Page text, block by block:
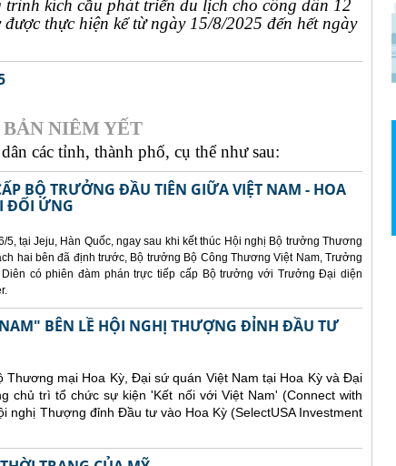
trình kích cầu phát triển du lịch cho công dân 12
thực hiện kể từ ngày 15/8/2025 đến hết ngày
BẢN NIÊM YẾT
các tỉnh, thành phố, cụ thể như sau:
BỘ TRƯỞNG ĐẦU TIÊN GIỮA VIỆT NAM - HOA
ĐỐI ỨNG
tại Jeju, Hàn Quốc, ngay sau khi kết thúc Hội nghị Bộ trưởng Thương
hai bên đã định trước, Bộ trưởng Bộ Công Thương Việt Nam, Trưởng
có phiên đàm phán trực tiếp cấp Bộ trưởng với Trưởng Đại diện
BÊN LỀ HỘI NGHỊ THƯỢNG ĐỈNH ĐẦU TƯ
Thương mại Hoa Kỳ, Đại sứ quán Việt Nam tại Hoa Kỳ và Đại
chủ trì tổ chức sự kiện 'Kết nối với Việt Nam' (Connect with
nghị Thượng đỉnh Đầu tư vào Hoa Kỳ (SelectUSA Investment